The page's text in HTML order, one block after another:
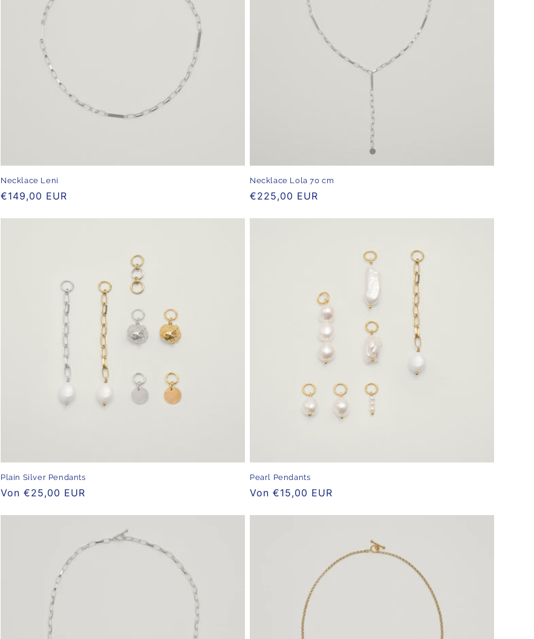
Necklace Leni
Normaler
€149,00 EUR
Necklace Lola 70 cm
Normaler
€225,00 EUR
Plain Silver Pendants
Normaler
Von €25,00 EUR
Pearl Pendants
Normaler
Von €15,00 EUR